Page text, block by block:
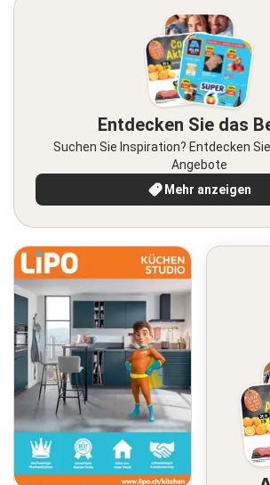
Entdecken Sie das
Suchen Sie Inspiration? Entdecken
Angebote
Mehr anzeigen